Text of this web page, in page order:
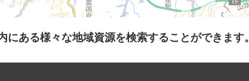
ある様々な地域資源を検索することができます。